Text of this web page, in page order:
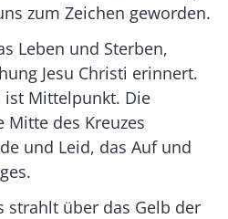
zum Zeichen geworden.
Leben und Sterben,
Jesu Christi erinnert.
ist Mittelpunkt. Die
Mitte des Kreuzes
und Leid, das Auf und
strahlt über das Gelb der